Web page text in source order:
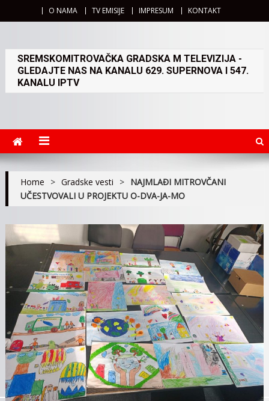
O NAMA TV EMISIJE IMPRESUM KONTAKT
SREMSKOMITROVAČKA GRADSKA M TELEVIZIJA -
GLEDAJTE NAS NA KANALU 629. SUPERNOVA I 547.
KANALU IPTV
Home > Gradske vesti > NAJMLAĐI MITROVČANI
UČESTVOVALI U PROJEKTU O-DVA-JA-MO